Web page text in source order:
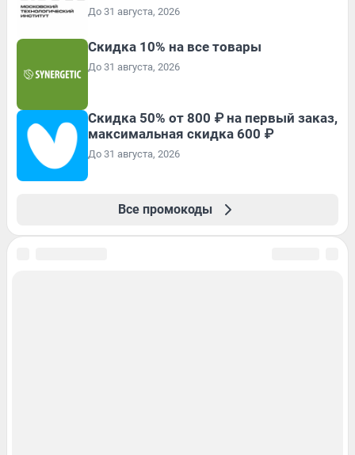
До 31 августа, 2026
Скидка 10% на все товары
До 31 августа, 2026
Скидка 50% от 800 ₽ на первый заказ,
максимальная скидка 600 ₽
До 31 августа, 2026
Все промокоды